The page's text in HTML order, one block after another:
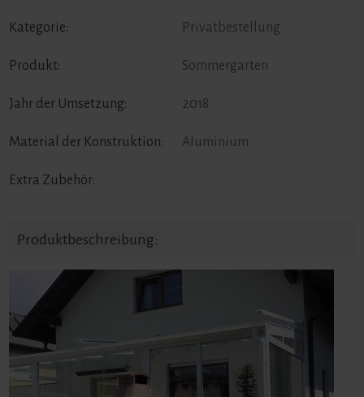
Kategorie: Privatbestellung
Produkt: Sommergarten
Jahr der Umsetzung: 2018
Material der Konstruktion: Aluminium
Extra Zubehör:
Produktbeschreibung: